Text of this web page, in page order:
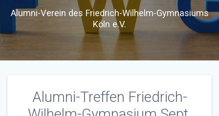
Alumni-Verein des Friedrich-Wilhelm-Gymnasiums
Köln e.V.
Alumni-Treffen Friedrich-